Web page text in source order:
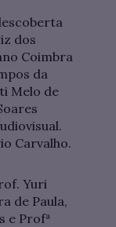
dos
Coimbra
da
Melo de
Carvalho.
Yuri
de Paula,
e Profª